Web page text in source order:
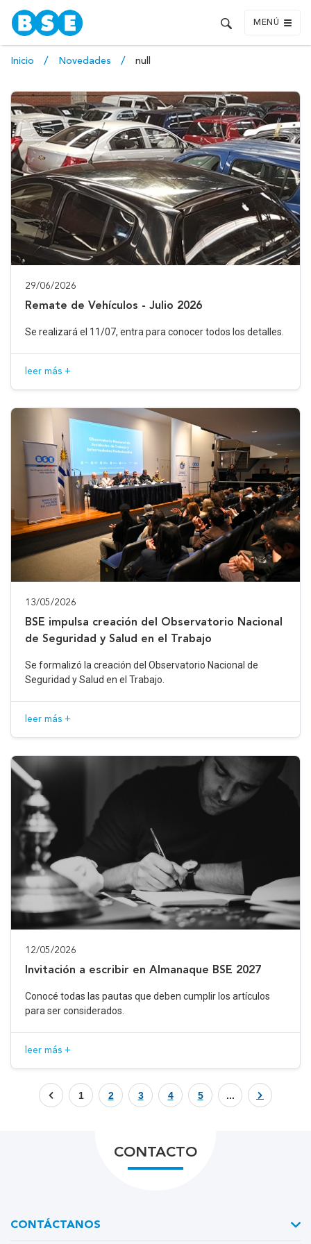
MENÚ
Inicio Novedades null
29/06/2026
Remate de Vehículos - Julio 2026
Se realizará el 11/07, entra para conocer todos los detalles.
leer más +
13/05/2026
BSE impulsa creación del Observatorio Nacional
de Seguridad y Salud en el Trabajo
Se formalizó la creación del Observatorio Nacional de
Seguridad y Salud en el Trabajo.
leer más +
12/05/2026
Invitación a escribir en Almanaque BSE 2027
Conocé todas las pautas que deben cumplir los artículos
para ser considerados.
leer más +
1 2 3 4 5 ...
CONTACTO
CONTÁCTANOS